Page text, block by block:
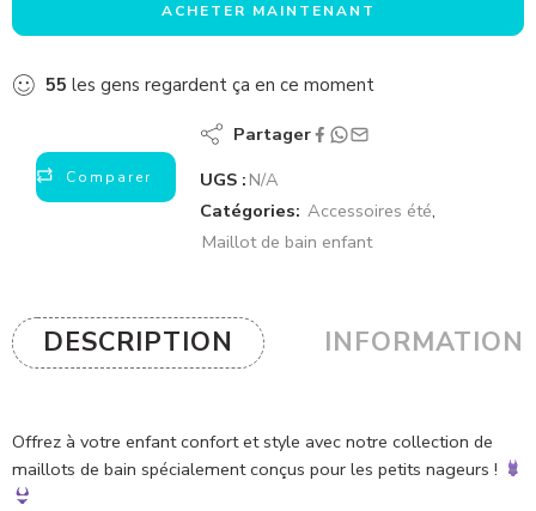
ACHETER MAINTENANT
55 les gens regardent ça en ce moment
Comparer
Partager
UGS : N/A
Catégories: Accessoires été,
Maillot de bain enfant
DESCRIPTION
Offrez à votre enfant confort et style avec notre collection de
maillots de bain spécialement conçus pour les petits nageurs !